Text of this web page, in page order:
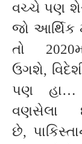
વચ્ચે પણ
જો આર્થિક
તો
ઉગશે,
પણ હા…
વણસેલા
છે,